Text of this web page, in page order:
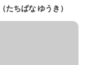
ちばな ゆうき）